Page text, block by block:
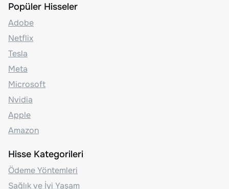
Popüler Hisseler
Adobe
Netflix
Tesla
Meta
Microsoft
Nvidia
Apple
Amazon
Hisse Kategorileri
Ödeme Yöntemleri
Sağlık ve İyi Yaşam